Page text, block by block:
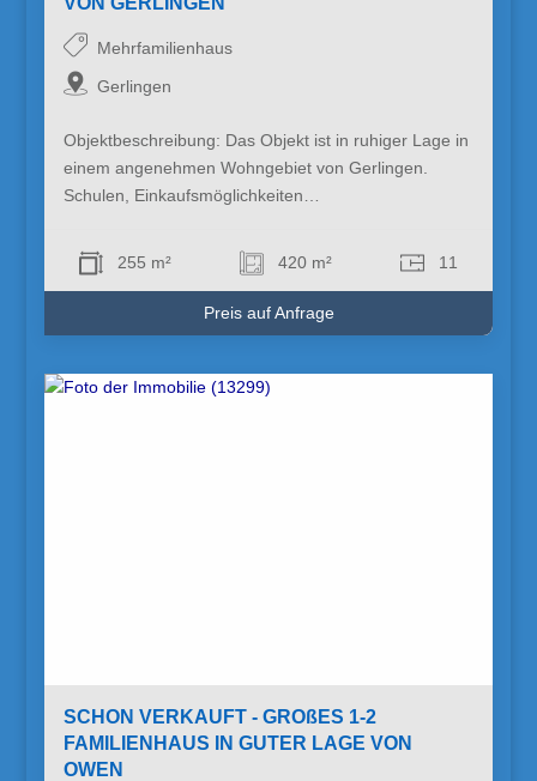
Mehrfamilienhaus
Gerlingen
Objektbeschreibung: Das Objekt ist in ruhiger Lage in
einem angenehmen Wohngebiet von Gerlingen.
Schulen, Einkaufsmöglichkeiten…
255 m² 420 m² 11
Preis auf Anfrage
SCHON VERKAUFT - GROßES 1-2
FAMILIENHAUS IN GUTER LAGE VON
OWEN